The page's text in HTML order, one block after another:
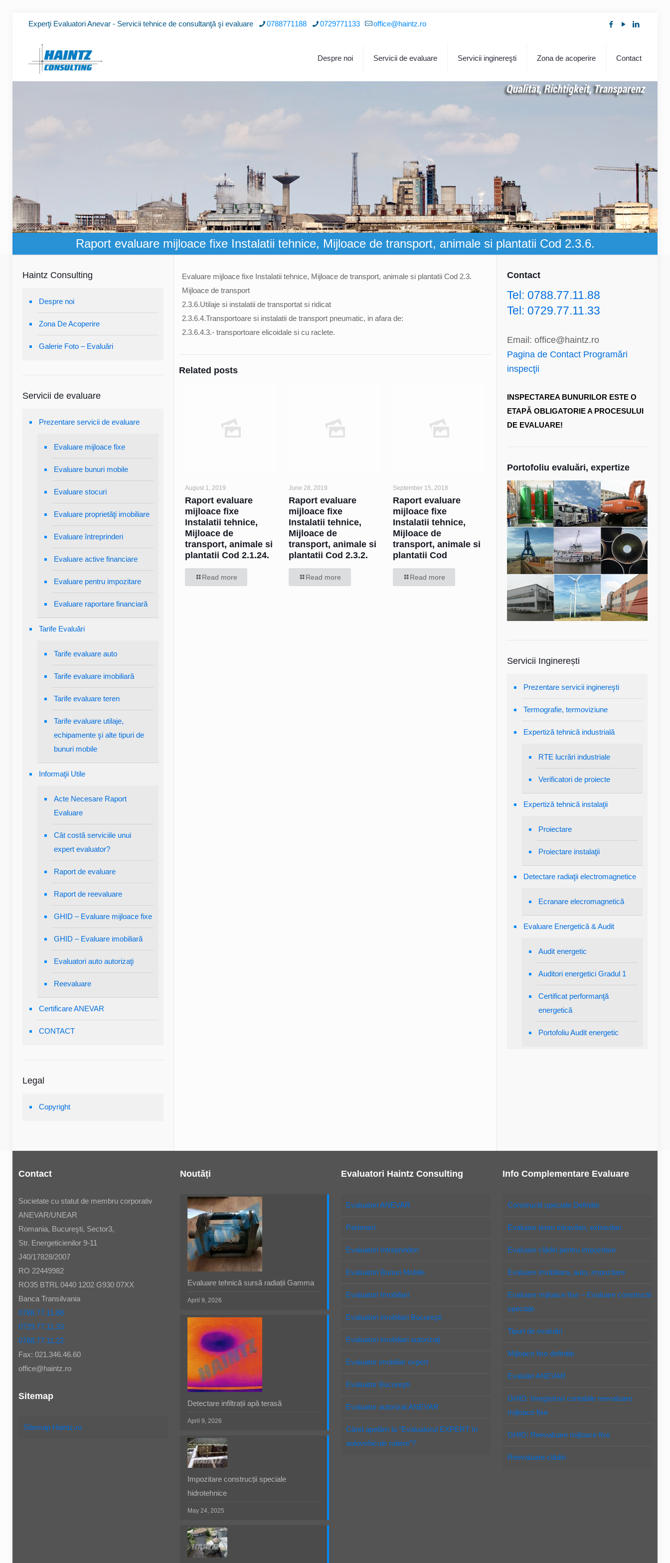
Experţi Evaluatori Anevar - Servicii tehnice de consultanţă şi evaluare 0788771188 0729771133 office@haintz.ro
Despre noi Servicii de evaluare Servicii inginereşti Zona de acoperire Contact
Raport evaluare mijloace fixe Instalatii tehnice, Mijloace de transport, animale si plantatii Cod 2.3.6.
Evaluare mijloace fixe Instalatii tehnice, Mijloace de transport, animale si plantatii Cod 2.3.
Mijloace de transport
2.3.6.Utilaje si instalatii de transportat si ridicat
2.3.6.4.Transportoare si instalatii de transport pneumatic, in afara de:
2.3.6.4.3.- transportoare elicoidale si cu raclete.
Related posts
August 1, 2019
Raport evaluare
mijloace fixe
Instalatii tehnice,
Mijloace de
transport, animale si
plantatii Cod 2.1.24.
Read more
June 28, 2019
Raport evaluare
mijloace fixe
Instalatii tehnice,
Mijloace de
transport, animale si
plantatii Cod 2.3.2.
Read more
September 15, 2018
Raport evaluare
mijloace fixe
Instalatii tehnice,
Mijloace de
transport, animale si
plantatii Cod
Read more
Haintz Consulting
Despre noi
Zona De Acoperire
Galerie Foto – Evaluări
Servicii de evaluare
Prezentare servicii de evaluare
Evaluare mijloace fixe
Evaluare bunuri mobile
Evaluare stocuri
Evaluare proprietăţi imobiliare
Evaluare întreprinderi
Evaluare active financiare
Evaluare pentru impozitare
Evaluare raportare financiară
Tarife Evaluări
Tarife evaluare auto
Tarife evaluare imobiliară
Tarife evaluare teren
Tarife evaluare utilaje,
echipamente şi alte tipuri de
bunuri mobile
Informaţii Utile
Acte Necesare Raport
Evaluare
Cât costă serviciile unui
expert evaluator?
Raport de evaluare
Raport de reevaluare
GHID – Evaluare mijloace fixe
GHID – Evaluare imobiliară
Evaluatori auto autorizaţi
Reevaluare
Certificare ANEVAR
CONTACT
Legal
Copyright
Contact
Tel: 0788.77.11.88
Tel: 0729.77.11.33
Email: office@haintz.ro
Pagina de Contact Programări
inspecţii
INSPECTAREA BUNURILOR ESTE O
ETAPĂ OBLIGATORIE A PROCESULUI
DE EVALUARE!
Portofoliu evaluări, expertize
Servicii Inginerești
Prezentare servicii inginereşti
Termografie, termoviziune
Expertiză tehnică industrială
RTE lucrări industriale
Verificatori de proiecte
Expertiză tehnică instalaţii
Proiectare
Proiectare instalaţii
Detectare radiaţii electromagnetice
Ecranare elecromagnetică
Evaluare Energetică & Audit
Audit energetic
Auditori energetici Gradul 1
Certificat performanţă
energetică
Portofoliu Audit energetic
Contact
Societate cu statut de membru corporativ
ANEVAR/UNEAR
Romania, Bucureşti, Sector3,
Str. Energeticienilor 9-11
J40/17828/2007
RO 22449982
RO35 BTRL 0440 1202 G930 07XX
Banca Transilvania
0788.77.11.88
0729.77.11.33
0788.77.11.22
Fax: 021.346.46.60
office@haintz.ro
Sitemap
Sitemap Haintz.ro
Noutăți
Evaluare tehnică sursă radiații Gamma
April 9, 2026
Detectare infiltrații apă terasă
April 9, 2026
Impozitare construcții speciale
hidrotehnice
May 24, 2025
Evaluatori Haintz Consulting
Evaluatori ANEVAR
Parteneri
Evaluatori Intreprinderi
Evaluatori Bunuri Mobile
Evaluatori Imobiliari
Evaluatori imobiliari Bucureşti
Evaluatori imobiliari autorizaţi
Evaluator imobiliar expert
Evaluator Bucureşti
Evaluator autorizat ANEVAR
Când apelăm la “Evaluatorul EXPERT în
autovehicule rutiere”?
Info Complementare Evaluare
Constructii speciale Definitie
Evaluare teren intravilan, extravilan
Evaluare clădiri pentru impozitare
Evaluare imobiliara, auto, impozitare
Evaluare mijloace fixe – Evaluare constructii
speciale
Tipuri de evaluări
Mijloace fixe definitie
Evaluări ANEVAR
GHID: Inregistrari contabile reevaluare
mijloace fixe
GHID: Reevaluare mijloace fixe
Reevaluare clădiri